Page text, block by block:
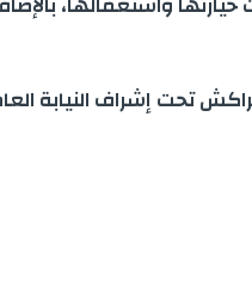
تحت إشراف النيابة